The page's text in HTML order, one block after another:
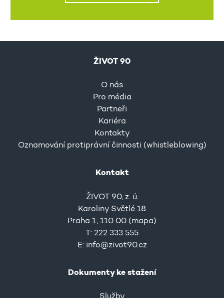
ŽIVOT 90
O nás
Pro média
Partneři
Kariéra
Kontakty
Oznamování protiprávní činnosti (whistleblowing)
Kontakt
ŽIVOT 90, z. ú.
Karoliny Světlé 18
Praha 1, 110 00 (mapa)
T: 222 333 555
E: info@zivot90.cz
Dokumenty ke stažení